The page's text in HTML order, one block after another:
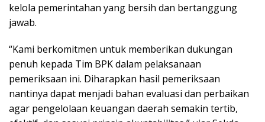
kelola pemerintahan yang bersih dan bertanggung
jawab.
“Kami berkomitmen untuk memberikan dukungan
penuh kepada Tim BPK dalam pelaksanaan
pemeriksaan ini. Diharapkan hasil pemeriksaan
nantinya dapat menjadi bahan evaluasi dan perbaikan
agar pengelolaan keuangan daerah semakin tertib,